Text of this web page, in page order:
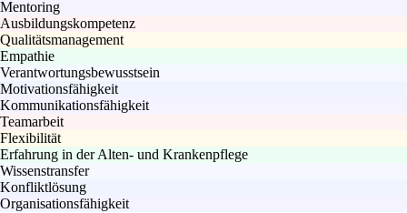
Mentoring
Ausbildungskompetenz
Qualitätsmanagement
Empathie
Verantwortungsbewusstsein
Motivationsfähigkeit
Kommunikationsfähigkeit
Teamarbeit
Flexibilität
Erfahrung in der Alten- und Krankenpflege
Wissenstransfer
Konfliktlösung
Organisationsfähigkeit